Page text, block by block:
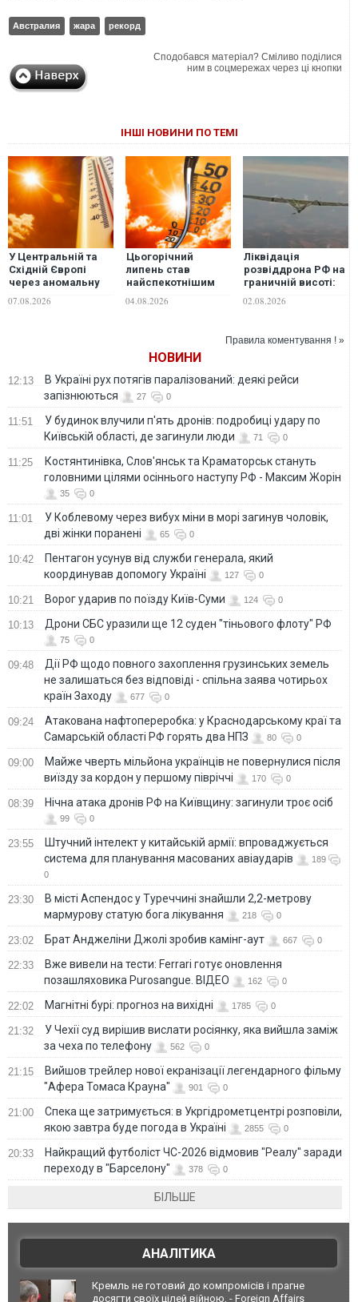
Австралия жара рекорд
Сподобався матеріал? Сміливо поділися
ним в соцмережах через ці кнопки
ІНШІ НОВИНИ ПО ТЕМІ
У Центральній та
Східній Європі
через аномальну
нові температурні
07.08.2026
Цьогорічний
липень став
найспекотнішим
Франції
04.08.2026
Ліквідація
розвіддрона РФ на
граничній висоті:
105-го загону
02.08.2026
Правила коментування ! »
НОВИНИ
12:13
В Україні рух потягів паралізований: деякі рейси
запізнюються
27 0
11:51
У будинок влучили п'ять дронів: подробиці удару по
Київській області, де загинули люди
71 0
11:25
Костянтинівка, Слов'янськ та Краматорськ стануть
головними цілями осіннього наступу РФ - Максим Жорін
35 0
11:01
У Коблевому через вибух міни в морі загинув чоловік,
дві жінки поранені
65 0
10:42
Пентагон усунув від служби генерала, який
координував допомогу Україні
127 0
10:21 Ворог ударив по поїзду Київ-Суми 124 0
10:13 Дрони СБС уразили ще 12 суден "тіньового флоту" РФ
75 0
09:48
Дії РФ щодо повного захоплення грузинських земель
не залишаться без відповіді - спільна заява чотирьох
країн Заходу
677 0
09:24
Атакована нафтопереробка: у Краснодарському краї та
Самарській області РФ горять два НПЗ
80 0
09:00
Майже чверть мільйона українців не повернулися після
виїзду за кордон у першому півріччі
170 0
08:39 Нічна атака дронів РФ на Київщину: загинули троє осіб
99 0
23:55
Штучний інтелект у китайській армії: впроваджується
система для планування масованих авіаударів
189
0
23:30
В місті Аспендос у Туреччині знайшли 2,2-метрову
мармурову статую бога лікування
218 0
23:02 Брат Анджеліни Джолі зробив камінг-аут 667 0
22:33
Вже вивели на тести: Ferrari готує оновлення
позашляховика Purosangue. ВІДЕО
162 0
22:02 Магнітні бурі: прогноз на вихідні 1785 0
21:32
У Чехії суд вирішив вислати росіянку, яка вийшла заміж
за чеха по телефону
562 0
21:15
Вийшов трейлер нової екранізації легендарного фільму
"Афера Томаса Крауна"
901 0
21:00
Спека ще затримується: в Укргідрометцентрі розповіли,
якою завтра буде погода в Україні
2855 0
20:33
Найкращий футболіст ЧС-2026 відмовив "Реалу" заради
переходу в "Барселону"
378 0
БІЛЬШЕ
АНАЛІТИКА
Кремль не готовий до компромісів і прагне
досягти своїх цілей війною, - Foreign Affairs